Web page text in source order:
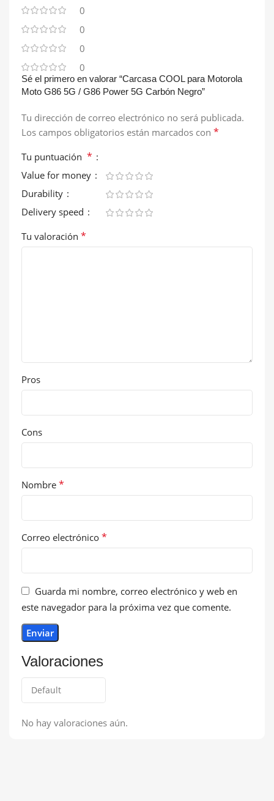
0
0
0
0
Valoraciones
No hay valoraciones aún.
Sé el primero en valorar “Carcasa COOL para Motorola
Moto G86 5G / G86 Power 5G Carbón Negro”
Tu dirección de correo electrónico no será publicada.
Los campos obligatorios están marcados con *
Tu puntuación *
Value for money
Durability
Delivery speed
Tu valoración *
Pros
Cons
Nombre *
Correo electrónico *
Guarda mi nombre, correo electrónico y web en
este navegador para la próxima vez que comente.